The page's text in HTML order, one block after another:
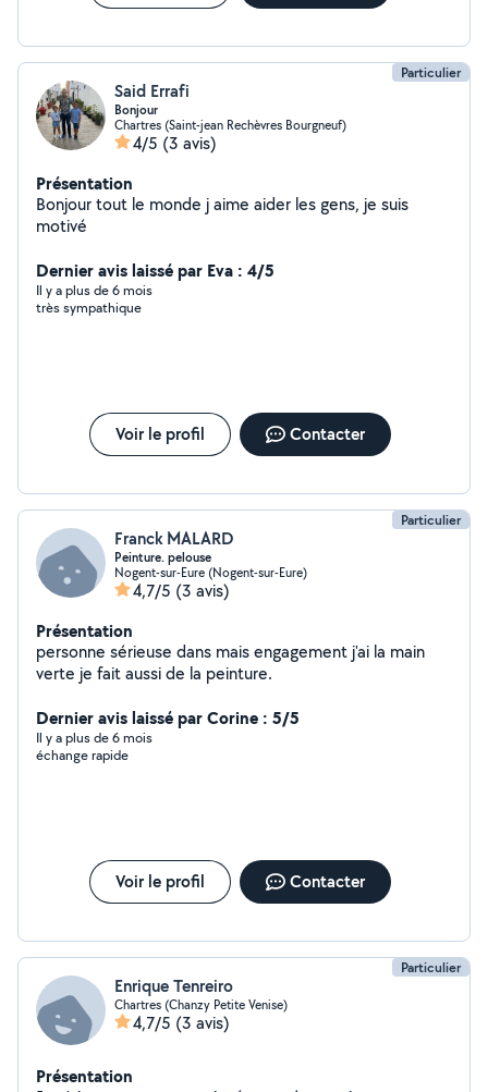
Particulier
Said Errafi
Bonjour
Chartres (Saint-jean Rechèvres Bourgneuf)
4/5 (3 avis)
Présentation
Bonjour tout le monde j aime aider les gens, je suis
motivé
Dernier avis laissé par Eva : 4/5
Il y a plus de 6 mois
très sympathique
Voir le profil Contacter
Particulier
Franck MALARD
Peinture. pelouse
Nogent-sur-Eure (Nogent-sur-Eure)
4,7/5 (3 avis)
Présentation
personne sérieuse dans mais engagement j'ai la main
verte je fait aussi de la peinture.
Dernier avis laissé par Corine : 5/5
Il y a plus de 6 mois
échange rapide
Voir le profil Contacter
Particulier
Enrique Tenreiro
Chartres (Chanzy Petite Venise)
4,7/5 (3 avis)
Présentation